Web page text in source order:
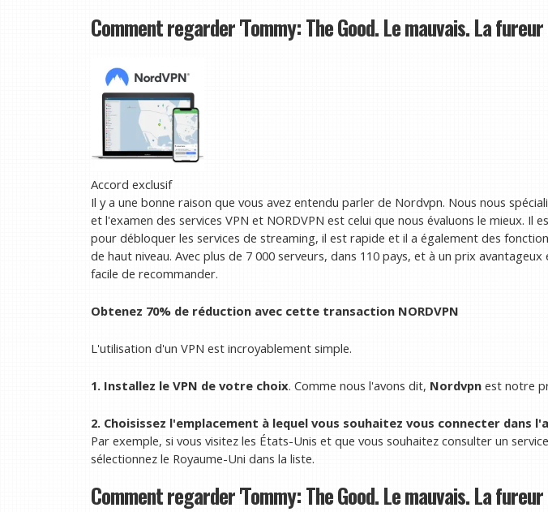
Comment regarder 'Tommy: The Good. Le mauvais. La
Accord exclusif
Il y a une bonne raison que vous avez entendu parler de Nordvpn. Nous nous
et l'examen des services VPN et NORDVPN est celui que nous évaluons le mieux. Il
pour débloquer les services de streaming, il est rapide et il a également des
de haut niveau. Avec plus de 7 000 serveurs, dans 110 pays, et à un prix
facile de recommander.
Obtenez 70% de réduction avec cette transaction NORDVPN
L'utilisation d'un VPN est incroyablement simple.
1. Installez le VPN de votre choix. Comme nous l'avons dit, Nordvpn est notre
2. Choisissez l'emplacement à lequel vous souhaitez vous connecter dans
Par exemple, si vous visitez les États-Unis et que vous souhaitez consulter un
sélectionnez le Royaume-Uni dans la liste.
Comment regarder 'Tommy: The Good. Le mauvais. La